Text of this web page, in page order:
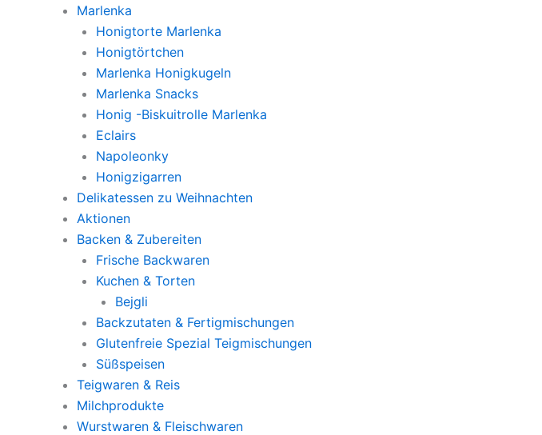
Marlenka
Honigtorte Marlenka
Honigtörtchen
Marlenka Honigkugeln
Marlenka Snacks
Honig -Biskuitrolle Marlenka
Eclairs
Napoleonky
Honigzigarren
Delikatessen zu Weihnachten
Aktionen
Backen & Zubereiten
Frische Backwaren
Kuchen & Torten
Bejgli
Backzutaten & Fertigmischungen
Glutenfreie Spezial Teigmischungen
Süßspeisen
Teigwaren & Reis
Milchprodukte
Wurstwaren & Fleischwaren